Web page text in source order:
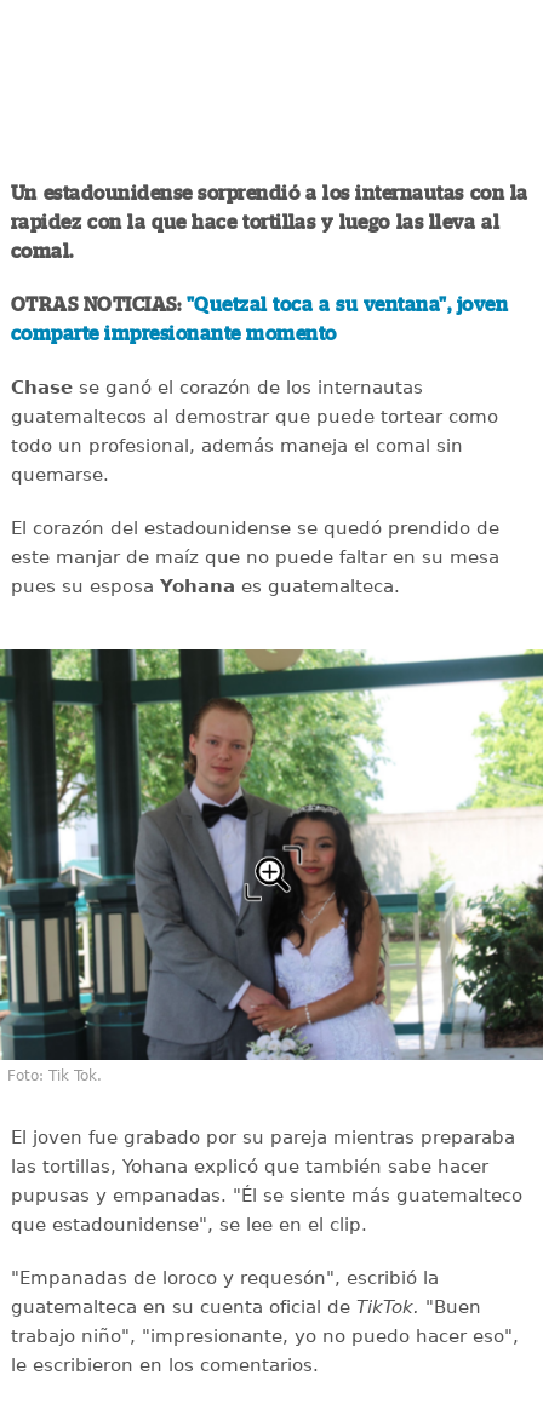
Un estadounidense sorprendió a los internautas con la
rapidez con la que hace tortillas y luego las lleva al
comal.
OTRAS NOTICIAS:"Quetzal toca a su ventana", joven
comparte impresionante momento
Chasese ganó el corazón de los internautas
guatemaltecos al demostrar que puede tortear como
todo un profesional, además maneja el comal sin
quemarse.
El corazón del estadounidense se quedó prendido de
este manjar de maíz que no puede faltar en su mesa
pues su esposa Yohana es guatemalteca.
Foto: Tik Tok.
El joven fue grabado por su pareja mientras preparaba
las tortillas, Yohana explicó que también sabe hacer
pupusas y empanadas. "Él se siente más guatemalteco
que estadounidense", se lee en el clip.
"Empanadas de loroco y requesón", escribió la
guatemalteca en su cuenta oficial de TikTok. "Buen
trabajo niño", "impresionante, yo no puedo hacer eso",
le escribieron en los comentarios.